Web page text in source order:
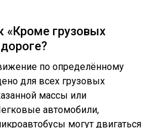
«Кроме грузовых
по определённому
для всех грузовых
массы или
автомобили,
могут двигаться